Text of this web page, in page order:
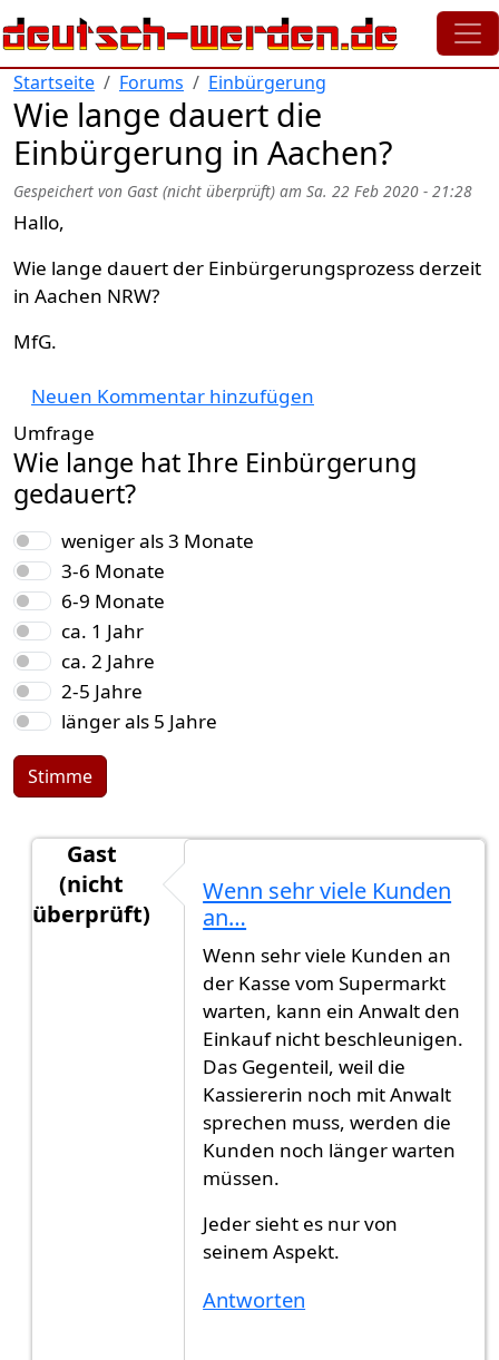
Direkt zum Inhalt
Startseite Forums Einbürgerung
Wie lange dauert die
Einbürgerung in Aachen?
Gespeichert von Gast (nicht überprüft) am Sa. 22 Feb 2020 - 21:28
Hallo,
Wie lange dauert der Einbürgerungsprozess derzeit
in Aachen NRW?
MfG.
Neuen Kommentar hinzufügen
Umfrage
Wie lange hat Ihre Einbürgerung
gedauert?
Auswahlmöglichkeiten
weniger als 3 Monate
3-6 Monate
6-9 Monate
ca. 1 Jahr
ca. 2 Jahre
2-5 Jahre
länger als 5 Jahre
Stimme
Gast
(nicht
überprüft)
Kann ein Anwalt den Prozess
Wenn sehr viele Kunden
an…
Wenn sehr viele Kunden an
der Kasse vom Supermarkt
warten, kann ein Anwalt den
Einkauf nicht beschleunigen.
Das Gegenteil, weil die
Kassiererin noch mit Anwalt
sprechen muss, werden die
Kunden noch länger warten
müssen.
Jeder sieht es nur von
seinem Aspekt.
Antworten